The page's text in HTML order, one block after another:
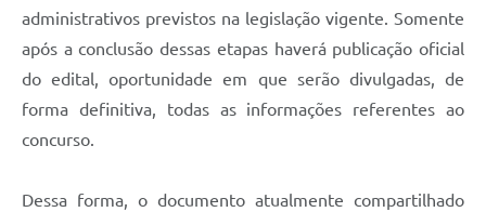
administrativos previstos na legislação vigente. Somente
após a conclusão dessas etapas haverá publicação oficial
do edital, oportunidade em que serão divulgadas, de
forma definitiva, todas as informações referentes ao
concurso.
Dessa forma, o documento atualmente compartilhado